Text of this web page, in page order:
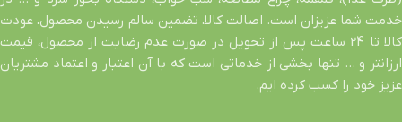
خدمت شما عزیزان است. اصالت کالا، تضمین سالم رسیدن محصول، عودت
کالا تا 24 ساعت پس از تحویل در صورت عدم رضایت از محصول، قیمت
ارزانتر و … تنها بخشی از خدماتی است که با آن اعتبار و اعتماد مشتریان
عزیز خود را کسب کرده ایم.